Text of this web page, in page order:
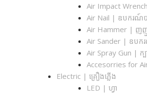
Air Impact
Air Nail | ឧបករណ៍
Air Hammer | ញ
Air Sander | ឧបក
Air Spray Gun | ក្ប
Accesorries for
Electric | គ្រឿងភ្លើង
LED | ហ្វា